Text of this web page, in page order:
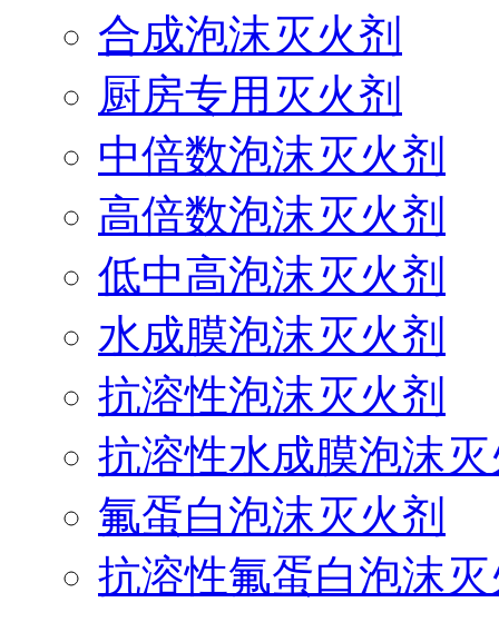
合成泡沫灭火剂
厨房专用灭火剂
中倍数泡沫灭火剂
高倍数泡沫灭火剂
低中高泡沫灭火剂
水成膜泡沫灭火剂
抗溶性泡沫灭火剂
抗溶性水成膜泡沫
氟蛋白泡沫灭火剂
抗溶性氟蛋白泡沫